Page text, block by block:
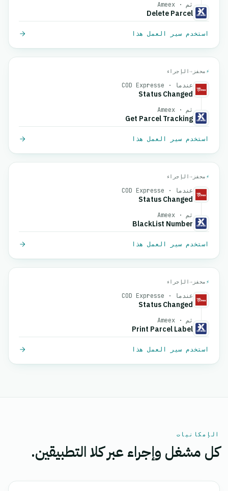
ثم · Ameex
Delete Parcel
استخدم سير العمل هذا
⚡ محفز →الإجراء
عندما · COD Expresse
Status Changed
ثم · Ameex
Get Parcel Tracking
استخدم سير العمل هذا
⚡ محفز →الإجراء
عندما · COD Expresse
Status Changed
ثم · Ameex
BlackList Number
استخدم سير العمل هذا
⚡ محفز →الإجراء
عندما · COD Expresse
Status Changed
ثم · Ameex
Print Parcel Label
استخدم سير العمل هذا
الإمكانيات
كل مشغل وإجراء عبر كلا التطبيقين.